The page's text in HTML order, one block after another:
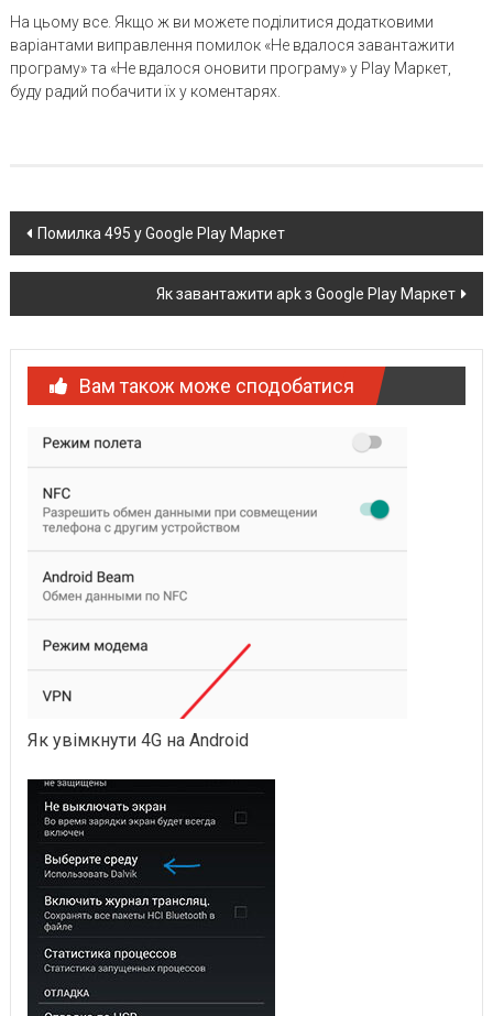
На цьому все. Якщо ж ви можете поділитися додатковими
варіантами виправлення помилок «Не вдалося завантажити
програму» та «Не вдалося оновити програму» у Play Маркет,
буду радий побачити їх у коментарях.
Post
navigation
Помилка 495 у Google Play Маркет
Як завантажити apk з Google Play Маркет
Вам також може сподобатися
Як увімкнути 4G на Android